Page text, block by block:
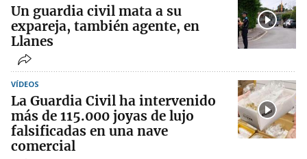
Un guardia civil mata a su
expareja, también agente, en
Llanes
VÍDEOS
La Guardia Civil ha intervenido
más de 115.000 joyas de lujo
falsificadas en una nave
comercial